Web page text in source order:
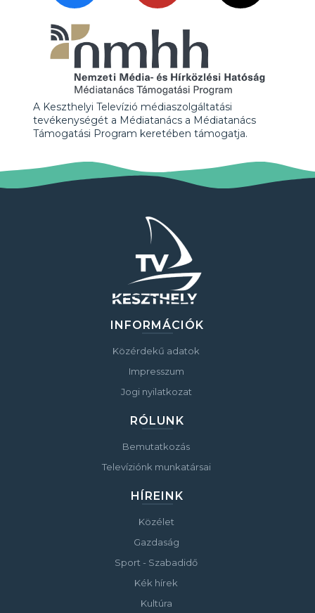
A Keszthelyi Televízió médiaszolgáltatási
tevékenységét a Médiatanács a Médiatanács
Támogatási Program keretében támogatja.
INFORMÁCIÓK
Közérdekű adatok
Impresszum
Jogi nyilatkozat
RÓLUNK
Bemutatkozás
Televíziónk munkatársai
HÍREINK
Közélet
Gazdaság
Sport - Szabadidő
Kék hírek
Kultúra